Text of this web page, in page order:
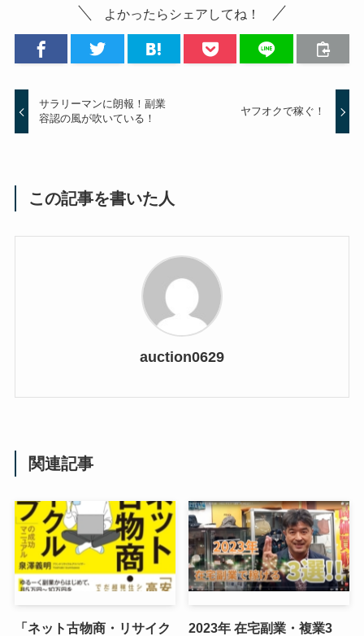
よかったらシェアしてね！
サラリーマンに朗報！副業
容認の風が吹いている！
ヤフオクで稼ぐ！
この記事を書いた人
auction0629
関連記事
「ネット古物商・リサイク
2023年 在宅副業・複業3